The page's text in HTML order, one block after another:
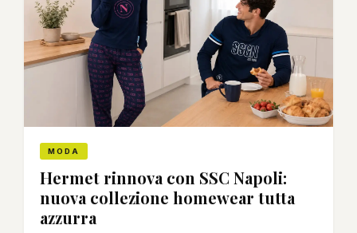
MODA
Hermet rinnova con SSC Napoli:
nuova collezione homewear tutta
azzurra